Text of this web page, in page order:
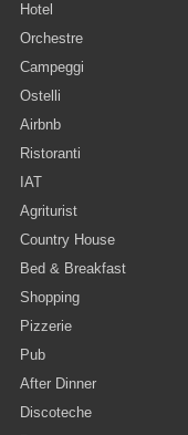
Hotel
Orchestre
Campeggi
Ostelli
Airbnb
Ristoranti
IAT
Agriturist
Country House
Bed & Breakfast
Shopping
Pizzerie
Pub
After Dinner
Discoteche